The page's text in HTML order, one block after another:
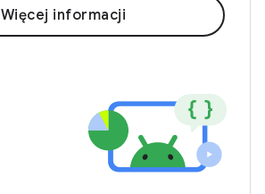
Więcej informacji